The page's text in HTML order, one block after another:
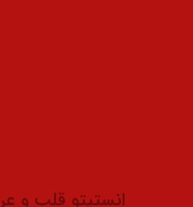
انستیتو قلب و